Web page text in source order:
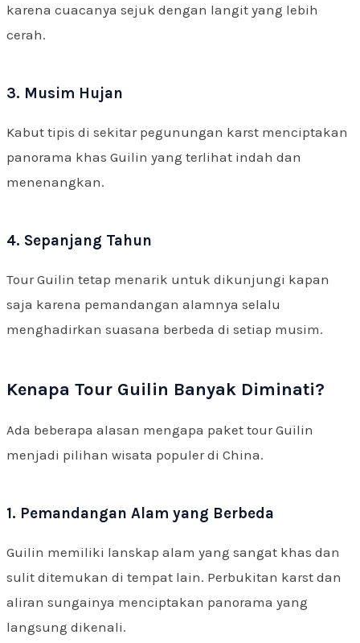
karena cuacanya sejuk dengan langit yang lebih
cerah.
3. Musim Hujan
Kabut tipis di sekitar pegunungan karst menciptakan
panorama khas Guilin yang terlihat indah dan
menenangkan.
4. Sepanjang Tahun
Tour Guilin tetap menarik untuk dikunjungi kapan
saja karena pemandangan alamnya selalu
menghadirkan suasana berbeda di setiap musim.
Kenapa Tour Guilin Banyak Diminati?
Ada beberapa alasan mengapa paket tour Guilin
menjadi pilihan wisata populer di China.
1. Pemandangan Alam yang Berbeda
Guilin memiliki lanskap alam yang sangat khas dan
sulit ditemukan di tempat lain. Perbukitan karst dan
aliran sungainya menciptakan panorama yang
langsung dikenali.